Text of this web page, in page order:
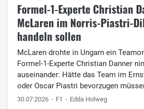
Formel-1-Experte Christian
McLaren im Norris-Piastri-
handeln sollen
McLaren drohte in Ungarn ein
Formel-1-Experte Christian Danner
auseinander: Hätte das Team im
oder Oscar Piastri bevorzugen
30.07.2026 F1 Edda Holweg